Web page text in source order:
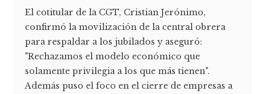
El cotitular de la CGT, Cristian Jerónimo,
confirmó la movilización de la central obrera
para respaldar a los jubilados y aseguró:
"Rechazamos el modelo económico que
solamente privilegia a los que más tienen".
Además puso el foco en el cierre de empresas a